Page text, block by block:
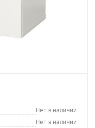
Нет в наличии
Нет в наличии